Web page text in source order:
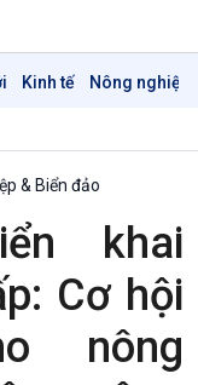
Kinh tế Nông nghiệp
& Biển đảo
khai
Cơ hội
nông